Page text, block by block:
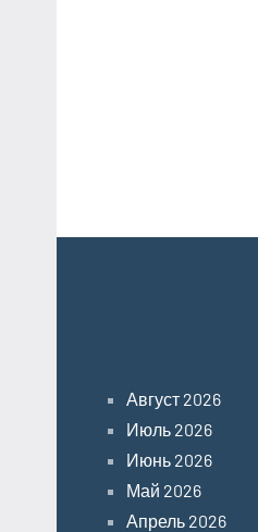
Август 2026
Июль 2026
Июнь 2026
Май 2026
Апрель 2026